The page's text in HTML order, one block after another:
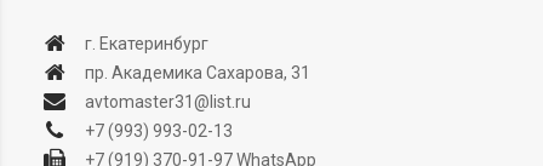
г. Екатеринбург
пр. Академика Сахарова, 31
avtomaster31@list.ru
+7 (993) 993-02-13
+7 (919) 370-91-97WhatsApp